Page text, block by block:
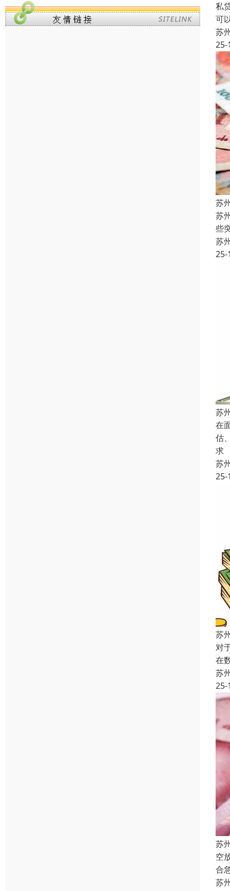
私
可
苏
25-
苏
苏
些
苏
25-
苏
在
估
求
苏
25-
苏
对
在
苏
25-
苏
空
合
苏